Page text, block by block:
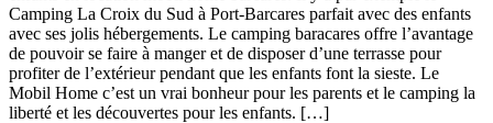
Camping La Croix du Sud à Port-Barcares parfait avec des enfants
avec ses jolis hébergements. Le camping baracares offre l’avantage
de pouvoir se faire à manger et de disposer d’une terrasse pour
profiter de l’extérieur pendant que les enfants font la sieste. Le
Mobil Home c’est un vrai bonheur pour les parents et le camping la
liberté et les découvertes pour les enfants. […]